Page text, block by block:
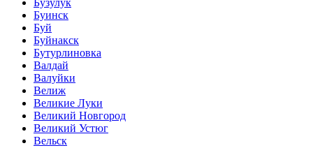
Бузулук
Буинск
Буй
Буйнакск
Бутурлиновка
Валдай
Валуйки
Велиж
Великие Луки
Великий Новгород
Великий Устюг
Вельск